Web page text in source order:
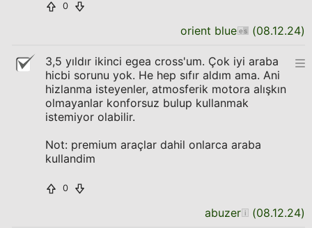
0
orient blue (08.12.24)
3,5 yıldır ikinci egea cross'um. Çok iyi araba
hicbi sorunu yok. He hep sıfır aldım ama. Ani
hizlanma isteyenler, atmosferik motora alışkın
olmayanlar konforsuz bulup kullanmak
istemiyor olabilir.
Not: premium araçlar dahil onlarca araba
kullandim
0
abuzer (08.12.24)